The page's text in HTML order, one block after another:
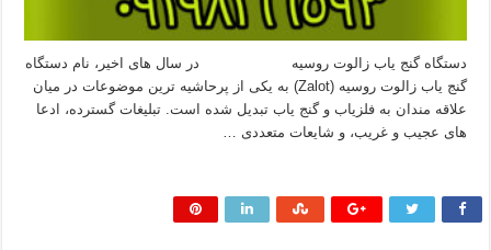
دستگاه گنج‌ یاب زالوت روسیه در سال‌ های اخیر، نام دستگاه
گنج‌ یاب زالوت روسیه (Zalot) به یکی از پرحاشیه‌ ترین موضوعات در میان
علاقه‌ مندان به فلزیاب و گنج‌ یاب تبدیل شده است. تبلیغات گسترده، ادعا
های عجیب و غریب، و شایعات متعددی …